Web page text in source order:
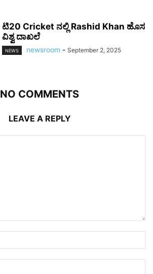
ಟಿ20 Cricket ನಲ್ಲಿ Rashid Khan ಹೊಸ
ವಿಶ್ವ ದಾಖಲೆ
NEWS newsroom - September 2, 2025
NO COMMENTS
LEAVE A REPLY